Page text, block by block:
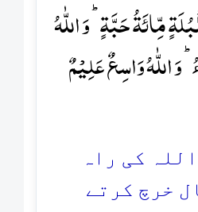
مِّائَۃُ حَبَّۃٍ ؕ وَ اللّٰہُ
اللّٰہُ وَاسِعٌ عَلِیۡمٌ
اللہ کی راہ
خرچ کرتے